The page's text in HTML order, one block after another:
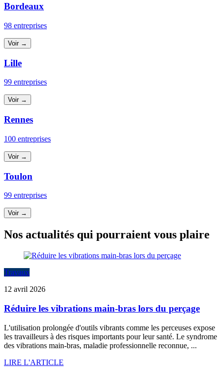
Bordeaux
98 entreprises
Voir →
Lille
99 entreprises
Voir →
Rennes
100 entreprises
Voir →
Toulon
99 entreprises
Voir →
Nos actualités qui pourraient vous plaire
Travaux
12 avril 2026
Réduire les vibrations main-bras lors du perçage
L'utilisation prolongée d'outils vibrants comme les perceuses expose
les travailleurs à des risques importants pour leur santé. Le syndrome
des vibrations main-bras, maladie professionnelle reconnue, ...
LIRE L'ARTICLE